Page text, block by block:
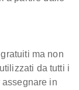
ma non
da tutti i
in